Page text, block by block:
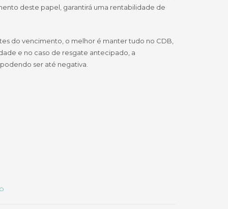
deste papel, garantirá uma rentabilidade de
do vencimento, o melhor é manter tudo no CDB,
e no caso de resgate antecipado, a
ser até negativa.